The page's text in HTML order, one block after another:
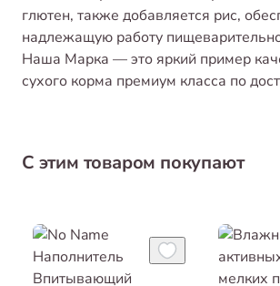
глютен, также добавляется рис,
надлежащую работу
Наша Марка — это яркий пример
сухого корма премиум класса по
С этим товаром покупают